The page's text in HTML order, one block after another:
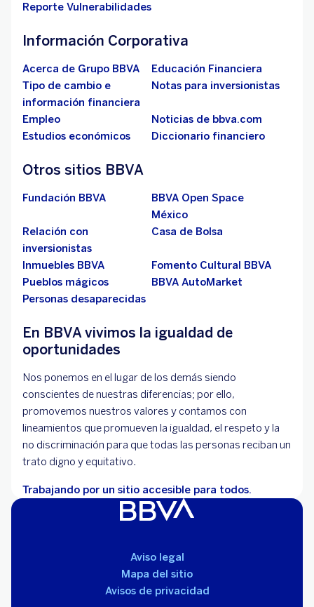
Reporte Vulnerabilidades
Información Corporativa
Acerca de Grupo BBVA
Educación Financiera
Tipo de cambio e
información financiera
Notas para inversionistas
Empleo
Noticias de bbva.com
Estudios económicos
Diccionario financiero
Otros sitios BBVA
Fundación BBVA
BBVA Open Space
México
Relación con
inversionistas
Casa de Bolsa
Inmuebles BBVA
Fomento Cultural BBVA
Pueblos mágicos
BBVA AutoMarket
Personas desaparecidas
En BBVA vivimos la igualdad de
oportunidades
Nos ponemos en el lugar de los demás siendo
conscientes de nuestras diferencias; por ello,
promovemos nuestros valores y contamos con
lineamientos que promueven la igualdad, el respeto y la
no discriminación para que todas las personas reciban un
trato digno y equitativo.
Trabajando por un sitio accesible para todos.
Aviso legal
Mapa del sitio
Avisos de privacidad